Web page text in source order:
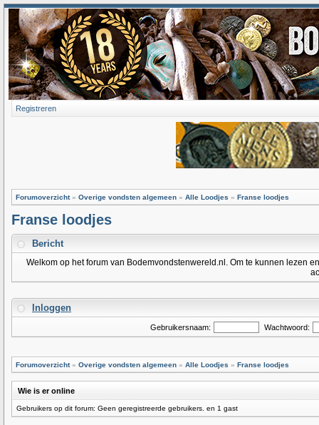
Registreren
Forumoverzicht» Overige vondsten algemeen » Alle Loodjes » Franse loodjes
Franse loodjes
Bericht
Welkom op het forum van Bodemvondstenwereld.nl. Om te kunnen lezen
Inloggen
Gebruikersnaam: Wachtwoord:
Forumoverzicht» Overige vondsten algemeen » Alle Loodjes » Franse loodjes
Wie is er online
Gebruikers op dit forum: Geen geregistreerde gebruikers. en 1 gast